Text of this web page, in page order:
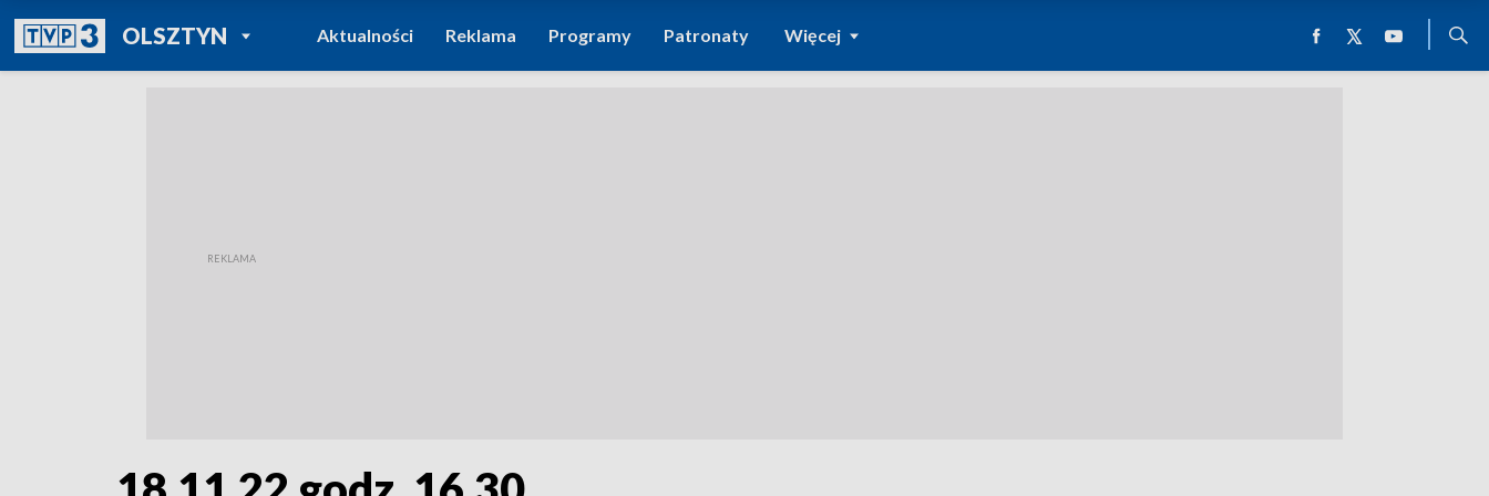
OLSZTYNPOWRÓT DO
TVP REGIONY
Aktualności Reklama Programy Patronaty Więcej